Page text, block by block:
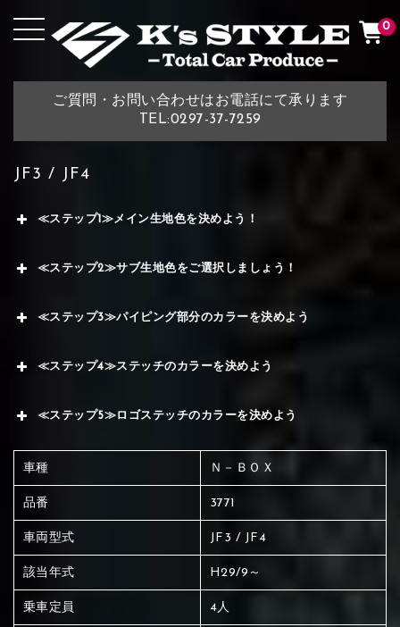
ご質問・お問い合わせはお電話にて承ります
TEL:0297-37-7259
0
JF3 / JF4
≪ステップ1≫メイン生地色を決めよう！
≪ステップ2≫サブ生地色をご選択しましょう！
≪ステップ3≫パイピング部分のカラーを決めよう
≪ステップ4≫ステッチのカラーを決めよう
≪ステップ5≫ロゴステッチのカラーを決めよう
車種 Ｎ－ＢＯＸ
品番 3771
車両型式 JF3 / JF4
該当年式 H29/9～
乗車定員 4人